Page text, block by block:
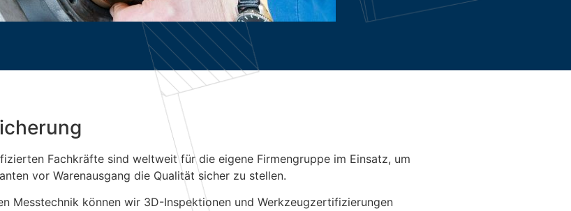
Fachkräfte sind weltweit für die eigene Firmengruppe im Einsatz, um
vor Warenausgang die Qualität sicher zu stellen.
Messtechnik können wir 3D-Inspektionen und Werkzeugzertifizierungen